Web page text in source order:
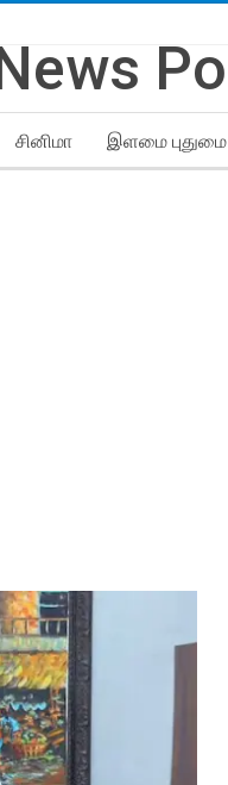
சினிமா இளமை புதுமை